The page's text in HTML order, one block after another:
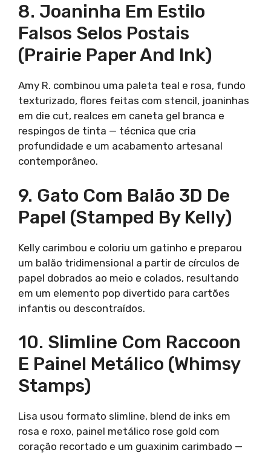
8. Joaninha Em Estilo
Falsos Selos Postais
(Prairie Paper And Ink)
Amy R. combinou uma paleta teal e rosa, fundo
texturizado, flores feitas com stencil, joaninhas
em die cut, realces em caneta gel branca e
respingos de tinta — técnica que cria
profundidade e um acabamento artesanal
contemporâneo.
9. Gato Com Balão 3D De
Papel (Stamped By Kelly)
Kelly carimbou e coloriu um gatinho e preparou
um balão tridimensional a partir de círculos de
papel dobrados ao meio e colados, resultando
em um elemento pop divertido para cartões
infantis ou descontraídos.
10. Slimline Com Raccoon
E Painel Metálico (Whimsy
Stamps)
Lisa usou formato slimline, blend de inks em
rosa e roxo, painel metálico rose gold com
coração recortado e um guaxinim carimbado —